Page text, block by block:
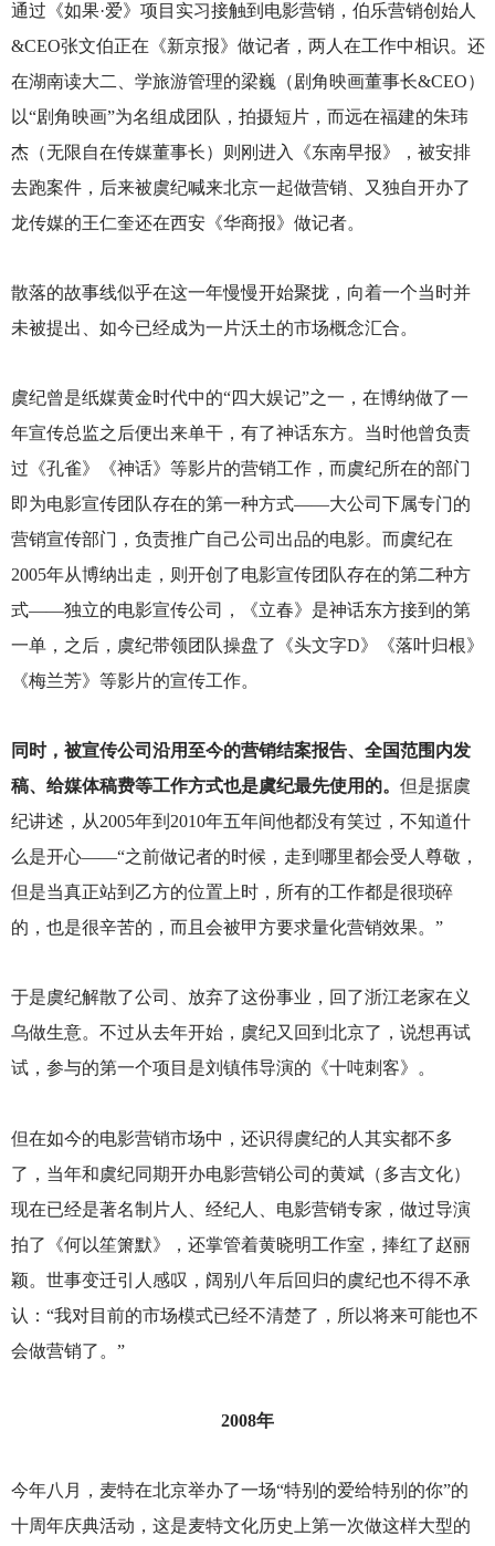
通过《如果·爱》项目实习接触到电影营销，伯乐营销创始人
&CEO张文伯正在《新京报》做记者，两人在工作中相识。还
在湖南读大二、学旅游管理的梁巍（剧角映画董事长&CEO）
以“剧角映画”为名组成团队，拍摄短片，而远在福建的朱玮
杰（无限自在传媒董事长）则刚进入《东南早报》，被安排
去跑案件，后来被虞纪喊来北京一起做营销、又独自开办了
龙传媒的王仁奎还在西安《华商报》做记者。
散落的故事线似乎在这一年慢慢开始聚拢，向着一个当时并
未被提出、如今已经成为一片沃土的市场概念汇合。
虞纪曾是纸媒黄金时代中的“四大娱记”之一，在博纳做了一
年宣传总监之后便出来单干，有了神话东方。当时他曾负责
过《孔雀》《神话》等影片的营销工作，而虞纪所在的部门
即为电影宣传团队存在的第一种方式——大公司下属专门的
营销宣传部门，负责推广自己公司出品的电影。而虞纪在
2005年从博纳出走，则开创了电影宣传团队存在的第二种方
式——独立的电影宣传公司，《立春》是神话东方接到的第
一单，之后，虞纪带领团队操盘了《头文字D》《落叶归根》
《梅兰芳》等影片的宣传工作。
同时，被宣传公司沿用至今的营销结案报告、全国范围内发
稿、给媒体稿费等工作方式也是虞纪最先使用的。 但是据虞
纪讲述，从2005年到2010年五年间他都没有笑过，不知道什
么是开心——“之前做记者的时候，走到哪里都会受人尊敬，
但是当真正站到乙方的位置上时，所有的工作都是很琐碎
的，也是很辛苦的，而且会被甲方要求量化营销效果。”
于是虞纪解散了公司、放弃了这份事业，回了浙江老家在义
乌做生意。不过从去年开始，虞纪又回到北京了，说想再试
试，参与的第一个项目是刘镇伟导演的《十吨刺客》。
但在如今的电影营销市场中，还识得虞纪的人其实都不多
了，当年和虞纪同期开办电影营销公司的黄斌（多吉文化）
现在已经是著名制片人、经纪人、电影营销专家，做过导演
拍了《何以笙箫默》，还掌管着黄晓明工作室，捧红了赵丽
颖。世事变迁引人感叹，阔别八年后回归的虞纪也不得不承
认：“我对目前的市场模式已经不清楚了，所以将来可能也不
会做营销了。”
2008年
今年八月，麦特在北京举办了一场“特别的爱给特别的你”的
十周年庆典活动，这是麦特文化历史上第一次做这样大型的